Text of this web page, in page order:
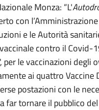
Monza: “L'
con
e le Autorità
contro il Covid-
le vaccinazioni degli
ai quattro Vaccine
postazioni con le
far tornare il pubblico